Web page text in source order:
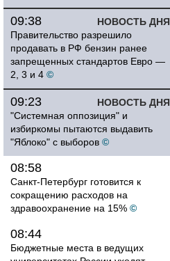
НОВОСТЬ ДНЯ
09:38
Правительство разрешило
продавать в РФ бензин ранее
запрещенных стандартов Евро —
2, 3 и 4 ©
НОВОСТЬ ДНЯ
09:23
"Системная оппозиция" и
избиркомы пытаются выдавить
"Яблоко" с выборов ©
08:58
Санкт-Петербург готовится к
сокращению расходов на
здравоохранение на 15% ©
08:44
Бюджетные места в ведущих